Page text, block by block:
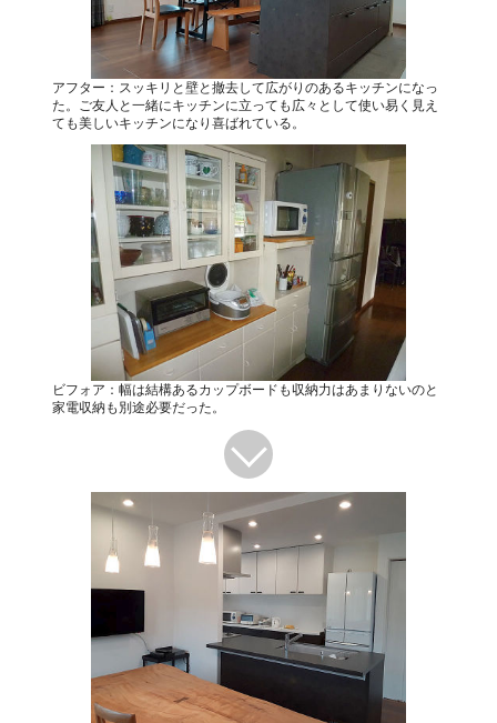
アフター：スッキリと壁と撤去して広がりのあるキッチンになっ
た。ご友人と一緒にキッチンに立っても広々として使い易く見え
ても美しいキッチンになり喜ばれている。
ビフォア：幅は結構あるカップボードも収納力はあまりないのと
家電収納も別途必要だった。